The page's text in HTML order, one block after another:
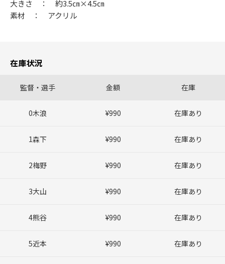
大きさ ： 約3.5㎝×4.5㎝
素材 ： アクリル
在庫状況
監督・選手 金額 在庫
0木浪 ¥990 在庫あり
1森下 ¥990 在庫あり
2梅野 ¥990 在庫あり
3大山 ¥990 在庫あり
4熊谷 ¥990 在庫あり
5近本 ¥990 在庫あり